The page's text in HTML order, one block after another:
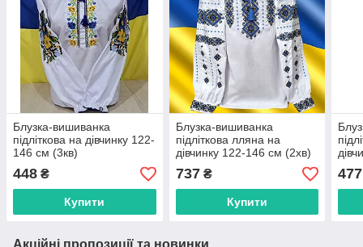
Блузка-вишиванка
підліткова на дівчинку 122-
146 см (3кв)
"VYSHYVANKA" недорого
від прямого
постачальника
448 ₴
Купити
Блузка-вишиванка
підліткова лляна на
дівчинку 122-146 см (2хв)
"VYSHYVANKA" недорого
від прямого
постачальника
737₴
Купити
від
477